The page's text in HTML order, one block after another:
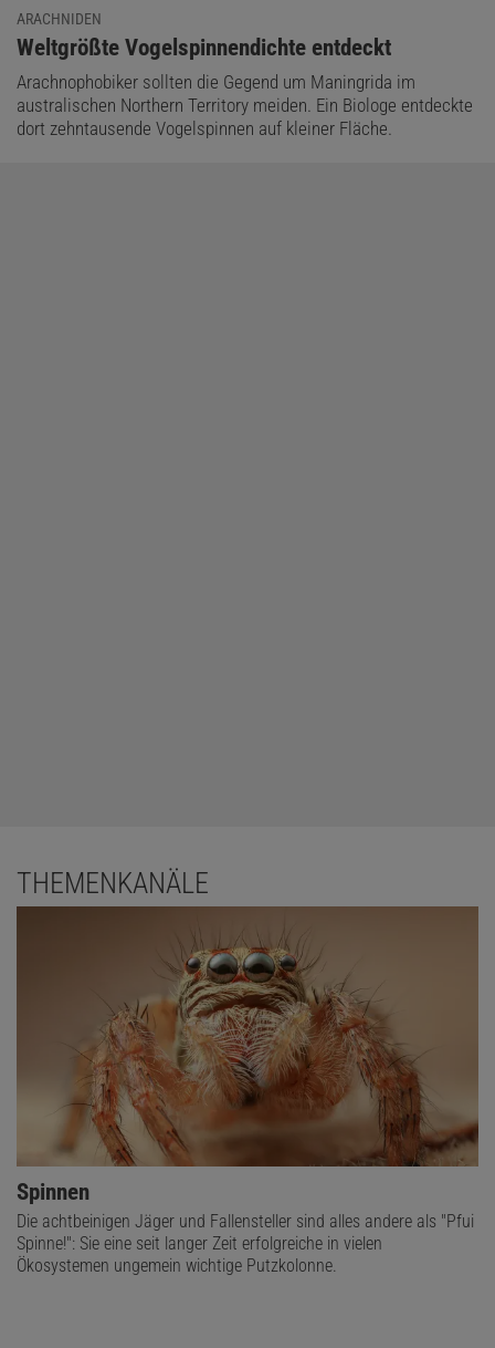
ARACHNIDEN
:
Weltgrößte Vogelspinnendichte entdeckt
Arachnophobiker sollten die Gegend um Maningrida im
australischen Northern Territory meiden. Ein Biologe entdeckte
dort zehntausende Vogelspinnen auf kleiner Fläche.
THEMENKANÄLE
Spinnen
Die achtbeinigen Jäger und Fallensteller sind alles andere als "Pfui
Spinne!": Sie eine seit langer Zeit erfolgreiche in vielen
Ökosystemen ungemein wichtige Putzkolonne.